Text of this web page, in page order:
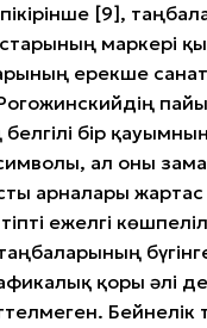
[9],
маркері
ерекше
бір
символы, ал оны
арналары жартас
ежелгі
қоры әлі де
Бейнелік